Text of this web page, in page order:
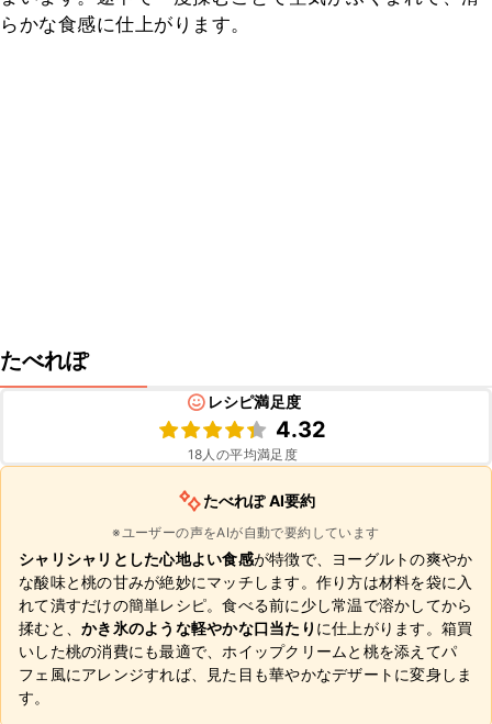
らかな食感に仕上がります。
たべれぽ
レシピ満足度
4.32
18人の平均満足度
たべれぽ AI要約
※ユーザーの声をAIが自動で要約しています
シャリシャリとした心地よい食感が特徴で、ヨーグルトの爽やか
な酸味と桃の甘みが絶妙にマッチします。作り方は材料を袋に入
れて潰すだけの簡単レシピ。食べる前に少し常温で溶かしてから
揉むと、 かき氷のような軽やかな口当たり に仕上がります。箱買
いした桃の消費にも最適で、ホイップクリームと桃を添えてパ
フェ風にアレンジすれば、見た目も華やかなデザートに変身しま
す。